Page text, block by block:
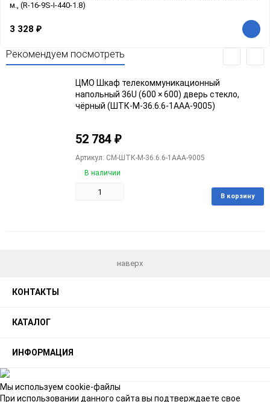
м., (R-16-9S-I-440-1.8)
3 328 ₽
Рекомендуем посмотреть
ЦМО Шкаф телекоммуникационный
напольный 36U (600 × 600) дверь стекло,
чёрный (ШТК-М-36.6.6-1ААА-9005)
52 784 ₽
Артикул: CM-ШТК-М-36.6.6-1ААА-9005
В наличии
В корзину
наверх
КОНТАКТЫ
КАТАЛОГ
ИНФОРМАЦИЯ
Мы используем cookie-файлы
При использовании данного сайта вы подтверждаете свое